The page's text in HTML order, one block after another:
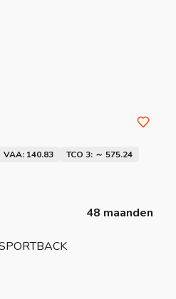
VAA: 140.83
TCO 3: ～ 575.24
48 maanden